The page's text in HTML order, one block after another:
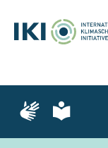
Hauptinhalt
springen
Suche
springen
Hauptnavigation
springen
Zur
Seite
Gebärdensprache
Zur
Seite
leichte